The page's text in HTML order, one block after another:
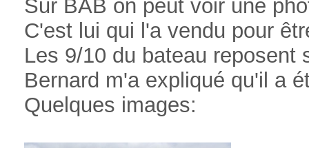
Sur BAB on peut voir une
C'est lui qui l'a vendu pour
Les 9/10 du bateau reposent
Bernard m'a expliqué qu'il a
Quelques images: